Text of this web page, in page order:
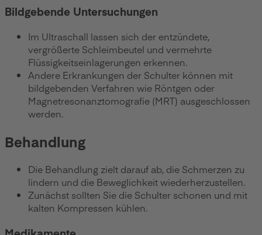
Bildgebende Untersuchungen
Im Ultraschall lassen sich der entzündete,
vergrößerte Schleimbeutel und vermehrte
Flüssigkeitseinlagerungen erkennen.
Andere Erkrankungen der Schulter können mit
bildgebenden Verfahren wie Röntgen oder
Magnetresonanztomografie (MRT) ausgeschlossen
werden.
Behandlung
Die Behandlung zielt darauf ab, die Schmerzen zu
lindern und die Beweglichkeit wiederherzustellen.
Zunächst sollten Sie die Schulter schonen und mit
kalten Kompressen kühlen.